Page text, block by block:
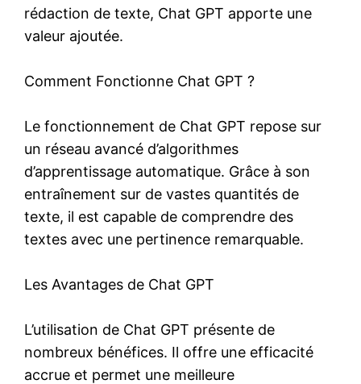
rédaction de texte, Chat GPT apporte une
valeur ajoutée.
Comment Fonctionne Chat GPT ?
Le fonctionnement de Chat GPT repose sur
un réseau avancé d’algorithmes
d’apprentissage automatique. Grâce à son
entraînement sur de vastes quantités de
texte, il est capable de comprendre des
textes avec une pertinence remarquable.
Les Avantages de Chat GPT
L’utilisation de Chat GPT présente de
nombreux bénéfices. Il offre une efficacité
accrue et permet une meilleure